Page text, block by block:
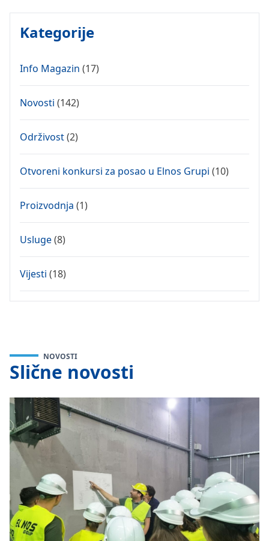
Kategorije
Info Magazin (17)
Novosti (142)
Održivost(2)
Otvoreni konkursi za posao u Elnos Grupi (10)
Proizvodnja (1)
Usluge(8)
Vijesti (18)
NOVOSTI
Slične novosti